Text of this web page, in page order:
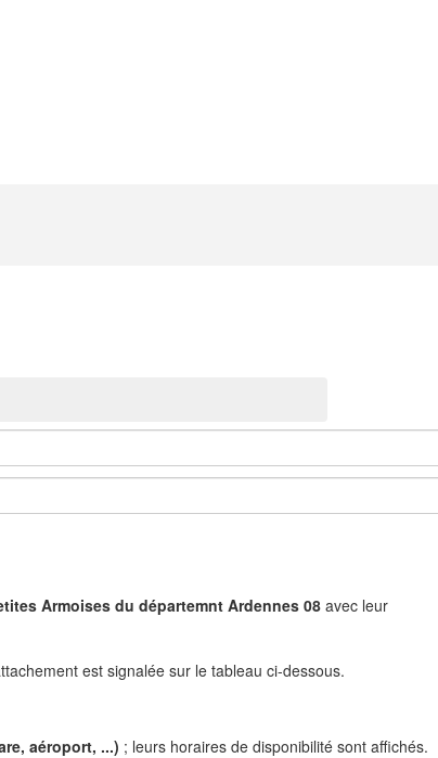
Armoises du départemnt Ardennes 08 avec leur
est signalée sur le tableau ci-dessous.
aéroport, ...) ; leurs horaires de disponibilité sont affichés.